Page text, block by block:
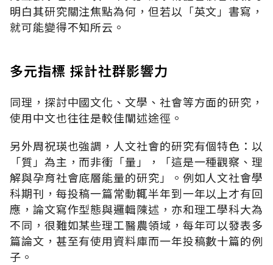
明白其研究關注焦點為何，但若以「英文」書寫，
就可能變得不知所云。
多元指標 採計社群影響力
同理，探討中國文化、文學、社會等方面的研究，
使用中文也往往是較佳闡述途徑。
另外周祝瑛也強調，人文社會的研究有個特色：以
「質」為主，而非衝「量」，「這是一種觀察、理
解與孕育社會底層能量的研究」。例如人文社會學
科期刊，每投稿一篇常動輒半年到一年以上才有回
應，論文寫作型態與邏輯陳述，亦和理工學科大為
不同，很難如某些理工醫農領域，每年可以發表多
篇論文，甚至有使用資料庫而一年投稿數十篇的例
子。